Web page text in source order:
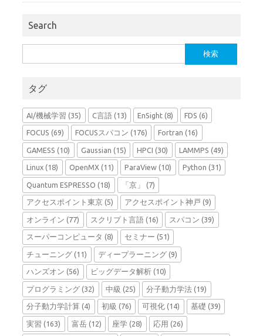
Search
索:
タグ
AI/機械学習 (35) C言語(13) EnSight (8) FDS (6)
FOCUS (69) FOCUSスパコン (176) Fortran (16)
GAMESS (10) Gaussian (15) HPCI (30) LAMMPS (49)
Linux (18) OpenMX(11) ParaView (10) Python (31)
Quantum ESPRESSO (18) 「京」 (7)
アクセスポイント東京 (5) アクセスポイント神戸 (9)
オンライン (77) スクリプト言語(16) スパコン (39)
スーパーコンピュータ (8) セミナー (51)
チューニング (11) ディープラーニング(9)
ハンズオン (56) ビッグデータ解析(10)
プログラミング (32) 中級 (25) 分子動力学法 (19)
分子動力学計算 (4) 初級 (76) 可視化 (14) 基礎 (39)
実習 (163) 富岳(12) 座学 (28) 応用 (26)